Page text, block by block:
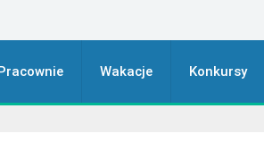
Wakacje Konkursy